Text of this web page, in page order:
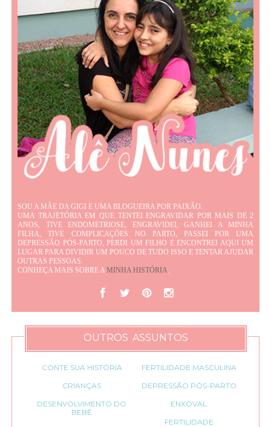
SOU A MÃE DA GIGI E UMA BLOGUEIRA POR PAIXÃO.
UMA TRAJETÓRIA EM QUE TENTEI ENGRAVIDAR POR MAIS DE 2
ANOS, TIVE ENDOMETRIOSE, ENGRAVIDEI, GANHEI A MINHA
FILHA, TIVE COMPLICAÇÕES NO PARTO, PASSEI POR UMA
DEPRESSÃO PÓS-PARTO, PERDI UM FILHO E ENCONTREI AQUI UM
LUGAR PARA DIVIDIR UM POUCO DE TUDO ISSO E TENTAR AJUDAR
OUTRAS PESSOAS.
CONHEÇA MAIS SOBRE AMINHA HISTÓRIA
OUTROS ASSUNTOS
CONTE SUA HISTÓRIA
FERTILIDADE MASCULINA
CRIANÇAS
DEPRESSÃO PÓS-PARTO
DESENVOLVIMENTO DO
BEBÊ
ENXOVAL
FERTILIDADE